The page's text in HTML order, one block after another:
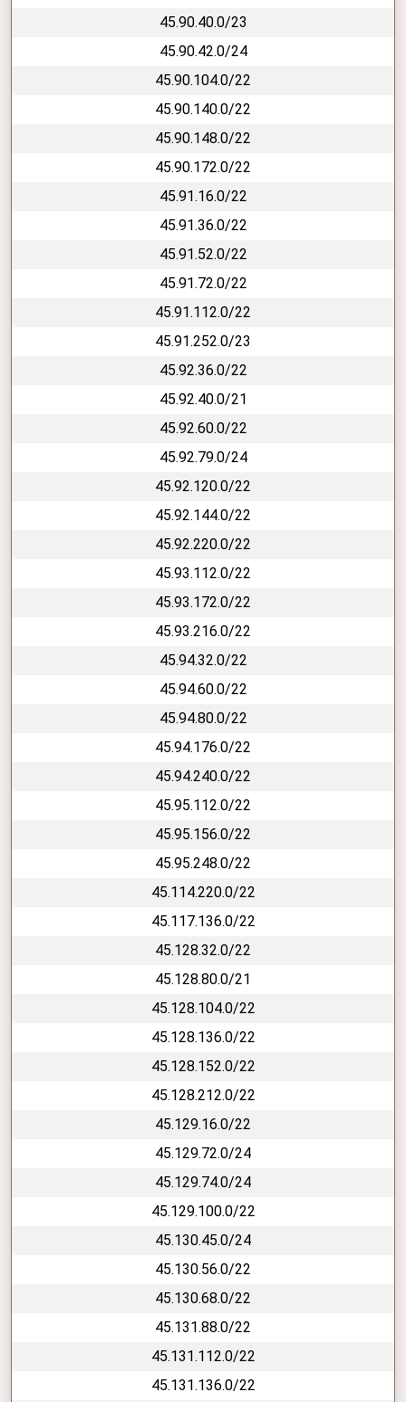
45.90.40.0/23
45.90.42.0/24
45.90.104.0/22
45.90.140.0/22
45.90.148.0/22
45.90.172.0/22
45.91.16.0/22
45.91.36.0/22
45.91.52.0/22
45.91.72.0/22
45.91.112.0/22
45.91.252.0/23
45.92.36.0/22
45.92.40.0/21
45.92.60.0/22
45.92.79.0/24
45.92.120.0/22
45.92.144.0/22
45.92.220.0/22
45.93.112.0/22
45.93.172.0/22
45.93.216.0/22
45.94.32.0/22
45.94.60.0/22
45.94.80.0/22
45.94.176.0/22
45.94.240.0/22
45.95.112.0/22
45.95.156.0/22
45.95.248.0/22
45.114.220.0/22
45.117.136.0/22
45.128.32.0/22
45.128.80.0/21
45.128.104.0/22
45.128.136.0/22
45.128.152.0/22
45.128.212.0/22
45.129.16.0/22
45.129.72.0/24
45.129.74.0/24
45.129.100.0/22
45.130.45.0/24
45.130.56.0/22
45.130.68.0/22
45.131.88.0/22
45.131.112.0/22
45.131.136.0/22